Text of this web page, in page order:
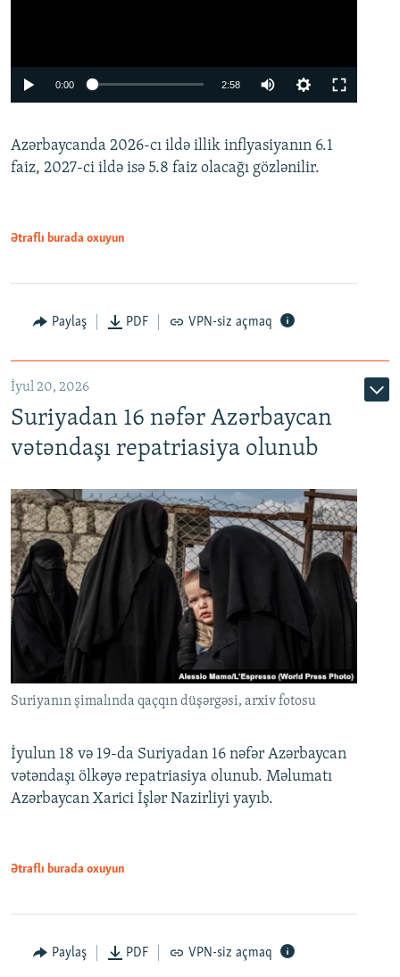
Auto
0:00 2:58
360p
480p
Azərbaycanda 2026-cı ildə illik inflyasiyanın 6.1
faiz, 2027-ci ildə isə 5.8 faiz olacağı gözlənilir.
Ətraflı burada oxuyun
Paylaş PDF VPN-siz açmaq
İyul 20, 2026
Suriyadan 16 nəfər Azərbaycan
vətəndaşı repatriasiya olunub
Suriyanın şimalında qaçqın düşərgəsi, arxiv fotosu
İyulun 18 və 19-da Suriyadan 16 nəfər Azərbaycan
vətəndaşı ölkəyə repatriasiya olunub. Məlumatı
Azərbaycan Xarici İşlər Nazirliyi yayıb.
Ətraflı burada oxuyun
Paylaş PDF VPN-siz açmaq